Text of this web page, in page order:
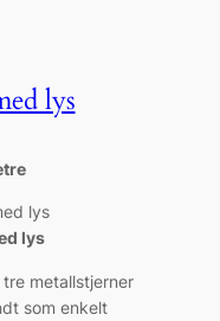
lys
lys
metallstjerner
som enkelt